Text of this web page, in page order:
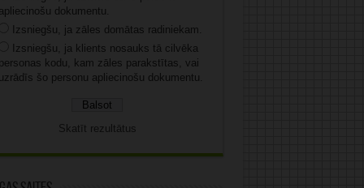
dokumentu.
Izsniegšu, ja zāles domātas radiniekam.
Izsniegšu, ja klients nosauks tā cilvēka
kodu, kam zāles parakstītas, vai
šo personu apliecinošu dokumentu.
Skatīt rezultātus